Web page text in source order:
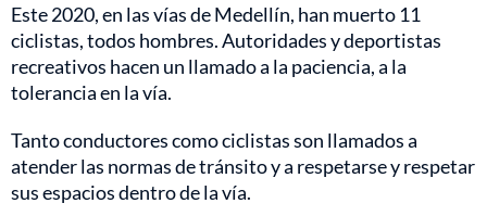
Este 2020, en las vías de Medellín, han muerto 11
ciclistas, todos hombres. Autoridades y deportistas
recreativos hacen un llamado a la paciencia, a la
tolerancia en la vía.
Tanto conductores como ciclistas son llamados a
atender las normas de tránsito y a respetarse y respetar
sus espacios dentro de la vía.